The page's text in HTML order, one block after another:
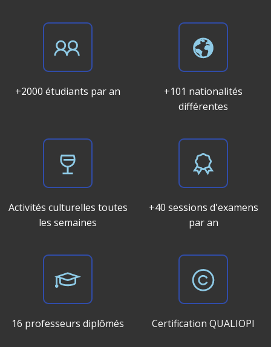
+2000 étudiants par an
+101 nationalités
différentes
Activités culturelles toutes
les semaines
+40 sessions d'examens
par an
16 professeurs diplômés Certification QUALIOPI